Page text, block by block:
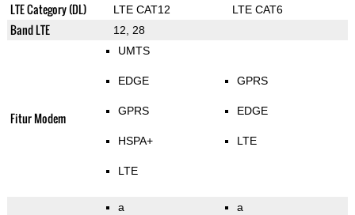
LTE Category (DL) LTE CAT12 LTE CAT6
Band LTE 12, 28
Fitur Modem
UMTS
EDGE
GPRS
HSPA+
LTE
GPRS
EDGE
LTE
a a